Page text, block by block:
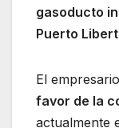
gasoducto
Puerto
El
favor de la
actualmente